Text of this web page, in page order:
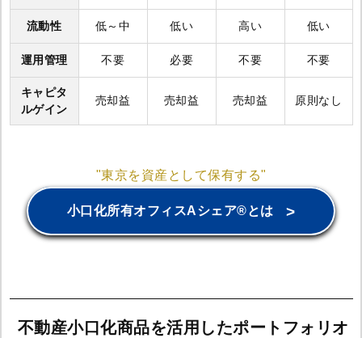
流動性 低～中 低い 高い 低い
運用管理 不要 必要 不要 不要
キャピタ
ルゲイン
売却益 売却益 売却益 原則なし
"東京を資産として保有する"
小口化所有オフィスAシェア®とは >
不動産小口化商品を活用したポートフォリオ